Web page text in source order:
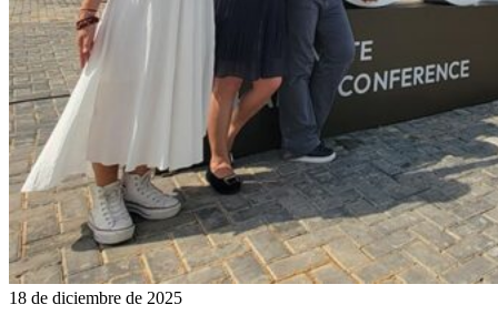
18 de diciembre de 2025